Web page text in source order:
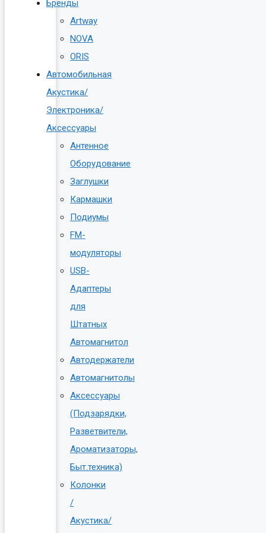
Бренды
Artway
NOVA
ORIS
Автомобильная
Акустика/
Электроника/
Аксессуары
Антенное
Оборудование
Заглушки
Кармашки
Подиумы
FM-
модуляторы
USB-
Адаптеры
для
Штатных
Автомагнитол
Автодержатели
Автомагнитолы
Аксессуары
(Подзарядки,
Разветвители,
Ароматизаторы,
Быт.техника)
Колонки
/
Акустика/